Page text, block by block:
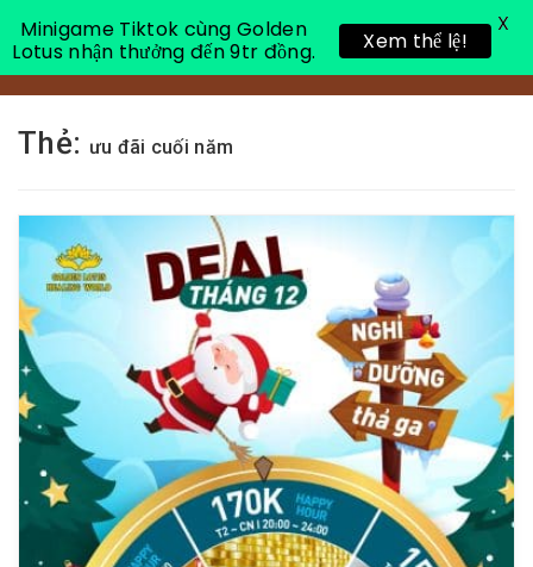
Toggle
Thẻ: ưu đãi cuối năm
Minigame Tiktok cùng Golden
Lotus nhận thưởng đến 9tr đồng.
Xem thể lệ!
X